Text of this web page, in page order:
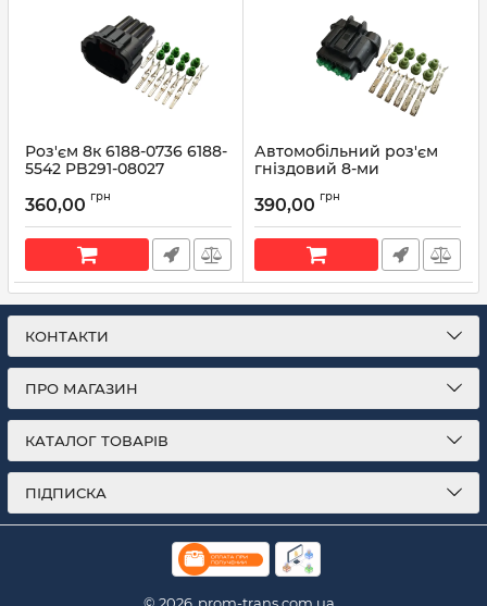
Роз'єм 8к 6188-0736 6188-
5542 PB291-08027
360,00 грн
Автомобільний роз'єм
гніздовий 8-ми
Sumitomo 6185-1177 6918-
PB295-08020
PB295-08020
390,00 грн
КОНТАКТИ
ПРО МАГАЗИН
КАТАЛОГ ТОВАРІВ
ПІДПИСКА